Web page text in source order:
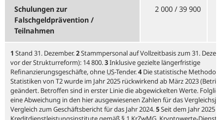
Schulungen zur
Falschgeldprävention /
Teilnahmen
2 000 / 39 900
1 Stand 31. Dezember.2Stammpersonal auf Vollzeitbasis zum 31.
vor der Strukturreform): 14 800.3Inklusive gezielte längerfristige
Refinanzierungsgeschäfte, ohne US-Tender.4Die statistische
Statistiken von T2 wurde im Jahr 2025 rückwirkend ab März 2023
geändert. Betroffen sind in erster Linie die abgewickelten Werte.
eine Abweichung in den hier ausgewiesenen Zahlen für das
Vergleich zum Geschäftsbericht für das Jahr 2024.5Seit dem Jahr 2025